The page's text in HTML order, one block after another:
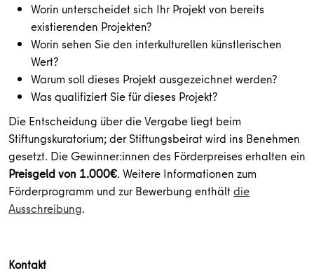
Worin unterscheidet sich Ihr Projekt von bereits
existierenden Projekten?
Worin sehen Sie den interkulturellen künstlerischen
Wert?
Warum soll dieses Projekt ausgezeichnet werden?
Was qualifiziert Sie für dieses Projekt?
Die Entscheidung über die Vergabe liegt beim
Stiftungskuratorium; der Stiftungsbeirat wird ins Benehmen
gesetzt. Die Gewinner:innen des Förderpreises erhalten ein
Preisgeld von 1.000€. Weitere Informationen zum
Förderprogramm und zur Bewerbung enthältdie
Ausschreibung.
Kontakt